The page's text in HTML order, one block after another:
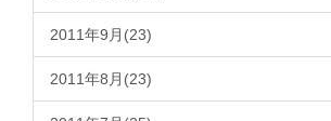
2011年9月(23)
2011年8月(23)